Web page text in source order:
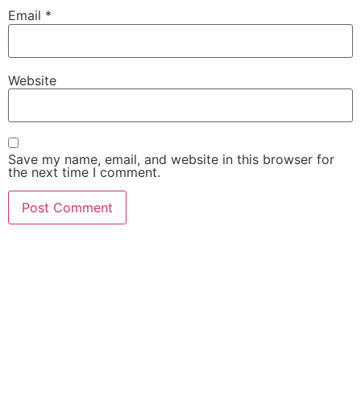
Email *
Website
Save my name, email, and website in this browser for
the next time I comment.